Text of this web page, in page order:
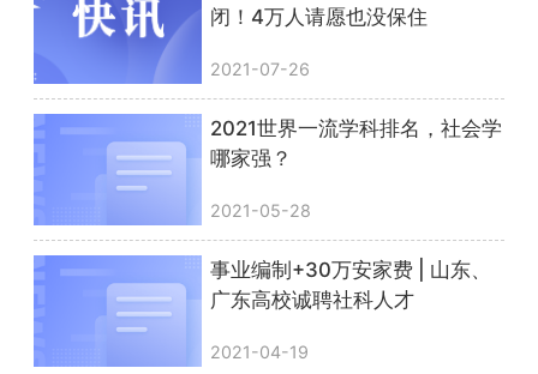
闭！4万人请愿也没保住
2021-07-26
2021世界一流学科排名，社会学
哪家强？
2021-05-28
事业编制+30万安家费 | 山东、
广东高校诚聘社科人才
2021-04-19